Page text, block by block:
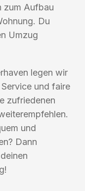
zum Aufbau
Du
Umzug
legen wir
und faire
zufriedenen
und
Dann